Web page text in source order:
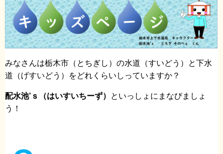
みなさんは栃木市（とちぎし）の水道（すいどう）と下水
道（げすいどう）をどれくらいしっていますか？
配水池’ｓ（はいすいちーず）
といっしょにまなびましょ
う！